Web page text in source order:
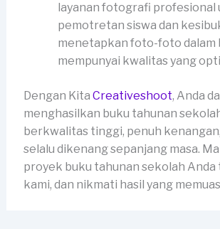
layanan fotografi profesional
pemotretan siswa dan
menetapkan foto-foto dalam
mempunyai kwalitas yang
Dengan Kita Creativeshoot, Anda
menghasilkan buku tahunan
berkwalitas tinggi, penuh
selalu dikenang sepanjang masa.
proyek buku tahunan sekolah Anda
kami, dan nikmati hasil yang